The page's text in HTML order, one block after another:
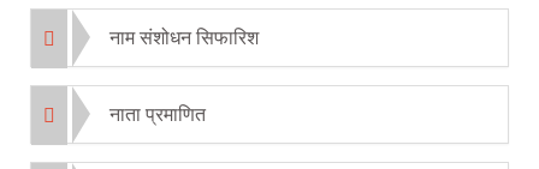
नाम संशोधन सिफारिश
नाता प्रमाणित